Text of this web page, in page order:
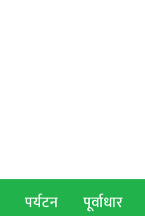
पर्यटन पूर्वाधार